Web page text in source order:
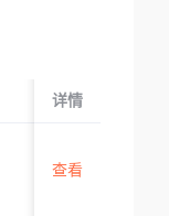
起运国/地区
详情
中国
查看